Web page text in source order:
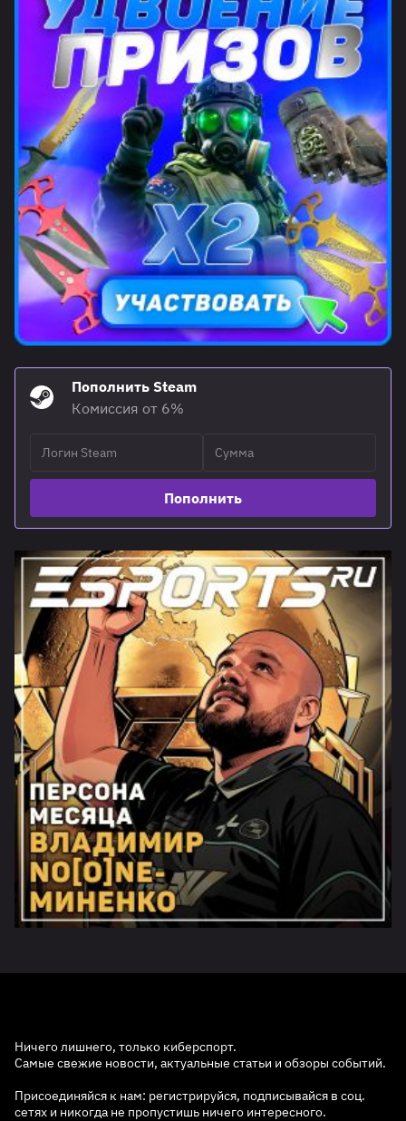
Пополнить Steam
Комиссия от 6%
Пополнить
Ничего лишнего, только киберспорт.
Самые свежие новости, актуальные статьи и обзоры событий.
Присоединяйся к нам: регистрируйся, подписывайся в соц.
сетях и никогда не пропустишь ничего интересного.